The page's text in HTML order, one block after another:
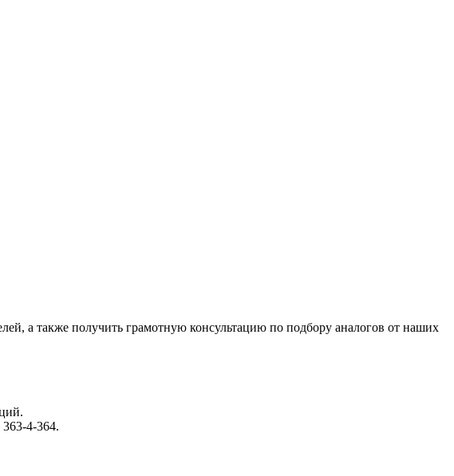
а также получить грамотную консультацию по подбору аналогов от наших
4-364.